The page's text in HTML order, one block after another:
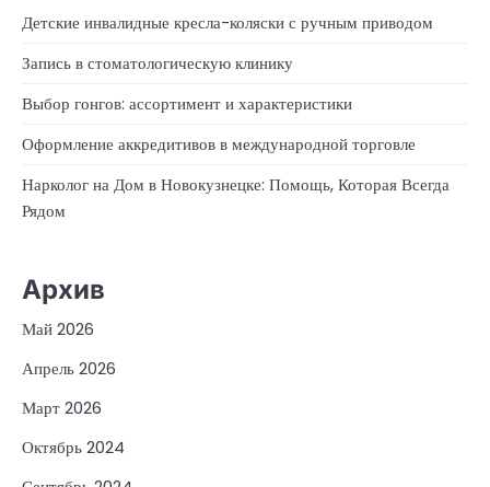
Детские инвалидные кресла-коляски с ручным приводом
Запись в стоматологическую клинику
Выбор гонгов: ассортимент и характеристики
Оформление аккредитивов в международной торговле
Нарколог на Дом в Новокузнецке: Помощь, Которая Всегда
Рядом
Архив
Май 2026
Апрель 2026
Март 2026
Октябрь 2024